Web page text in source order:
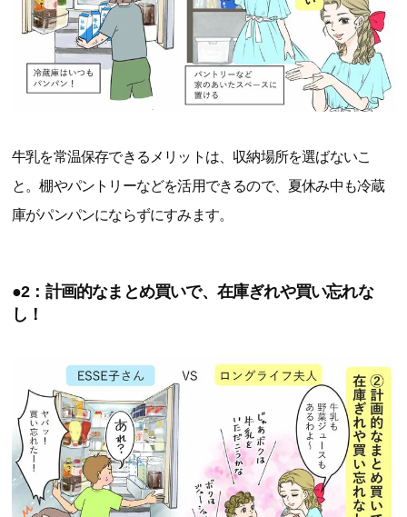
牛乳を常温保存できるメリットは、収納場所を選ばないこ
と。棚やパントリーなどを活用できるので、夏休み中も冷蔵
庫がパンパンにならずにすみます。
●2：計画的なまとめ買いで、在庫ぎれや買い忘れな
し！